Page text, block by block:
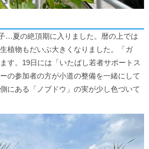
…夏の絶頂期に入りました。暦の上では
植物もだいぶ大きくなりました。「ガ
す。19日には「いたばし若者サポートス
の参加者の方が小道の整備を一緒にして
にある「ノブドウ」の実が少し色づいて